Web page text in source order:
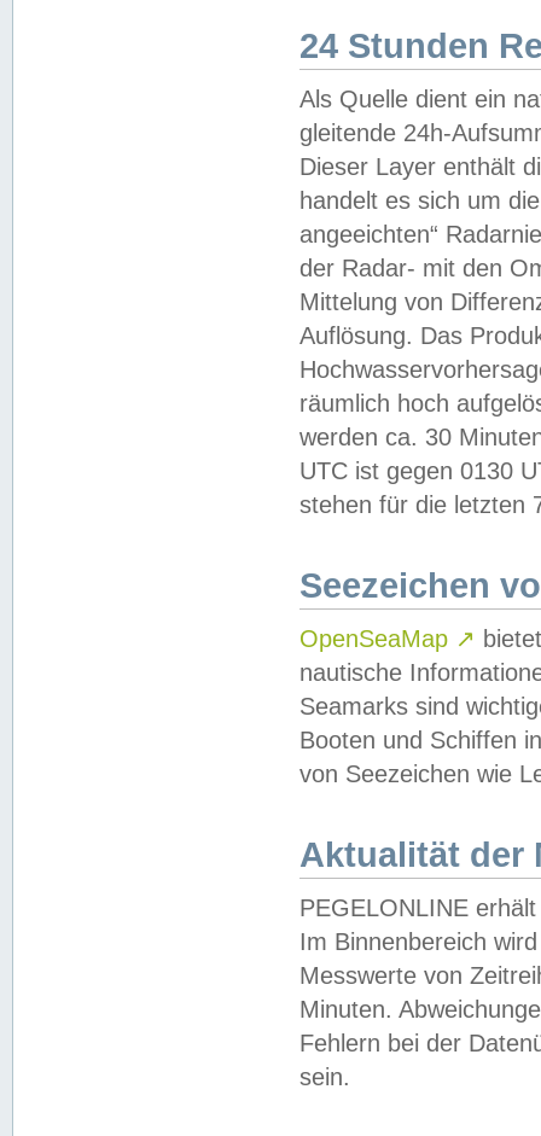
24 Stunden
Als Quelle dient ein
gleitende 24h-
Dieser Layer enthält
handelt es sich um
angeeichten“
der Radar- mit den
Mittelung von
Auflösung. Das
räumlich hoch
werden ca. 30
UTC ist gegen 0130
stehen für die letzten
Seezeichen
OpenSeaMap ↗
nautische
Seamarks sind
Booten und Schiffen
von Seezeichen wie
Aktualität der
PEGELONLINE
Im Binnenbereich
Messwerte von
Minuten.
Fehlern bei der
sein.